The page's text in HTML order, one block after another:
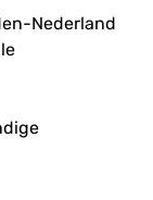
Nederland